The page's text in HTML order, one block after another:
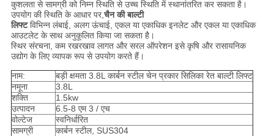
कुशलता से सामग्री को निम्न स्थिति से उच्च स्थिति में स्थानांतरित कर सकता है।
उपयोग की स्थिति के आधार पर,चैन की बाल्टी
लिफ्टविभिन्न लंबाई, अलग ऊंचाई, एकल या एकाधिक इनलेट और एकल या एकाधिक
आउटलेट के साथ अनुकूलित किया जा सकता है।
स्थिर संरचना, कम रखरखाव लागत और सरल ऑपरेशन इसे कृषि और रासायनिक
उद्योग के लिए व्यापक रूप से उपयोग करते हैं।
नाम:
बड़ी क्षमता 3.8L कार्बन स्टील चेन प्रकार सिलिका रेत बाल्टी लिफ्ट
नमूना
3.8L
शक्ति
1.5kw
उत्पादन
6.5-8 एम 3 / एच
वोल्टेज
स्वनिर्धारित
सामग्री
कार्बन स्टील, SUS304